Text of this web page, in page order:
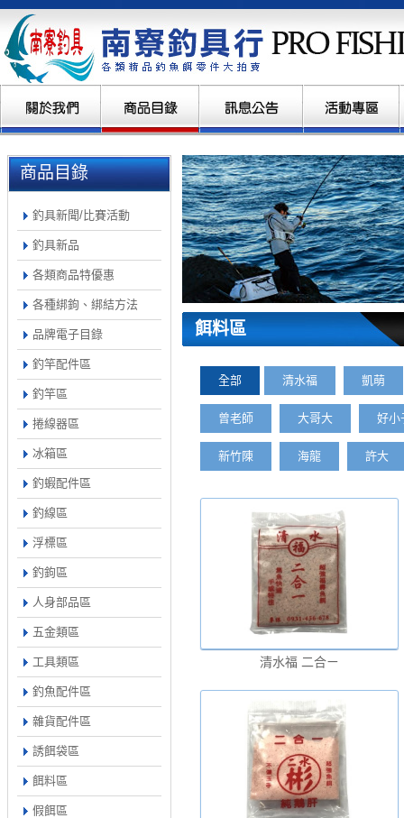
商品目錄
釣具新聞/比賽活動
釣具新品
各類商品特優惠
各種綁鉤、綁結方法
品牌電子目錄
釣竿配件區
釣竿區
捲線器區
冰箱區
釣蝦配件區
釣線區
浮標區
釣鉤區
人身部品區
五金類區
工具類區
釣魚配件區
雜貨配件區
誘餌袋區
餌料區
假餌區
餌料區
全部 清水福 凱萌
曾老師 大哥大 好小
新竹陳 海龍 許大
清水福 二合ㄧ